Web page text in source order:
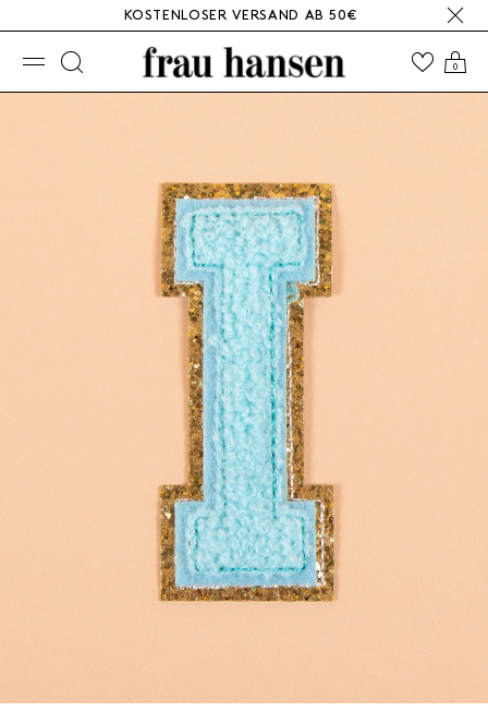
KOSTENLOSER VERSAND AB 50€
0
☰